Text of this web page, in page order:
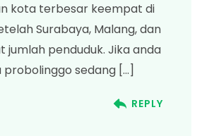
kota terbesar keempat di
Surabaya, Malang, dan
jumlah penduduk. Jika anda
probolinggo sedang […]
REPLY